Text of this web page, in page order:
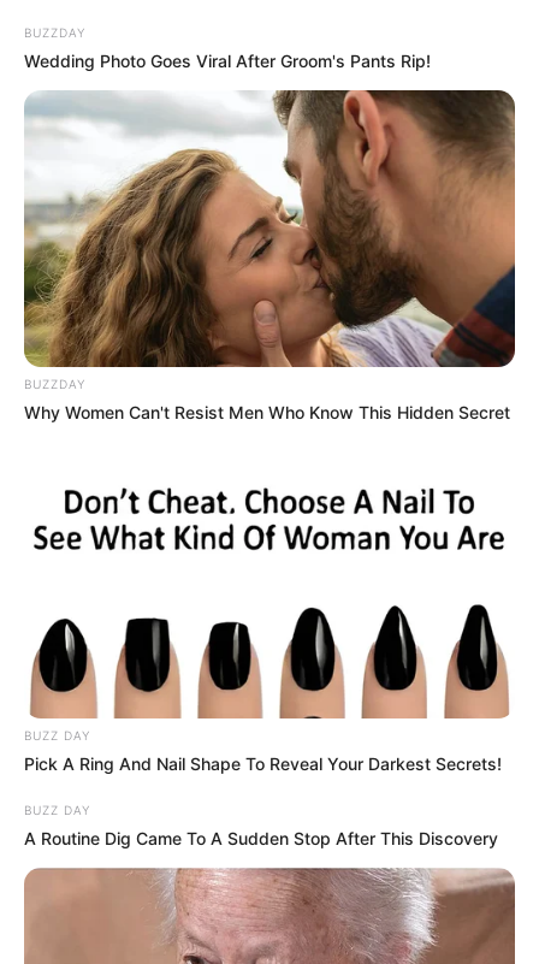
hogyvolt.co - 2026 | Adatvédelem